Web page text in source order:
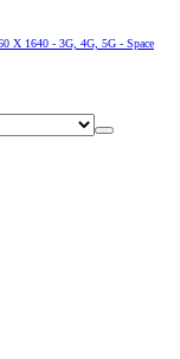
X 1640 - 3G, 4G, 5G - Space